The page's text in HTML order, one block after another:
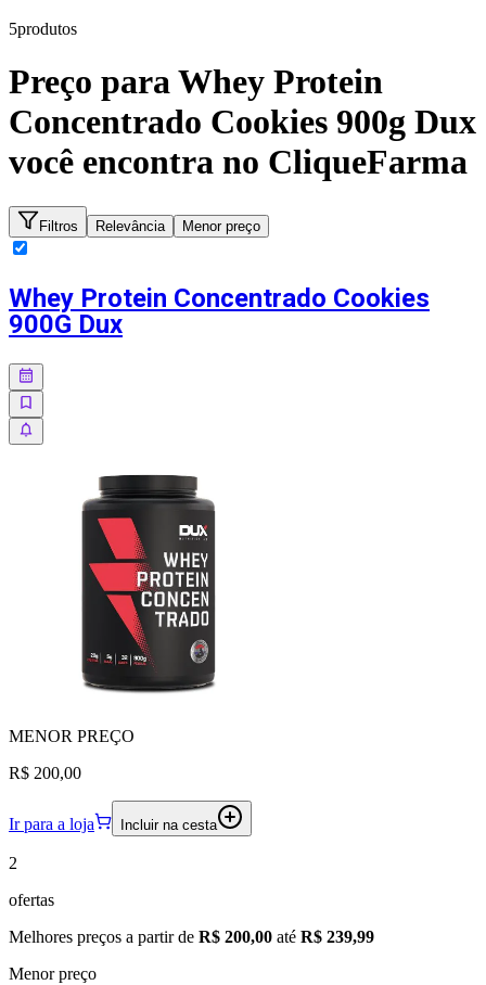
5produtos
Preço paraWhey Protein
Concentrado Cookies 900g Dux
você encontra no CliqueFarma
Filtros Relevância Menor preço
Whey Protein Concentrado Cookies
900G Dux
MENOR PREÇO
R$ 200,00
Ir para a loja Incluir na cesta
2
ofertas
Melhores preços a partir de R$ 200,00 até R$ 239,99
Menor preço